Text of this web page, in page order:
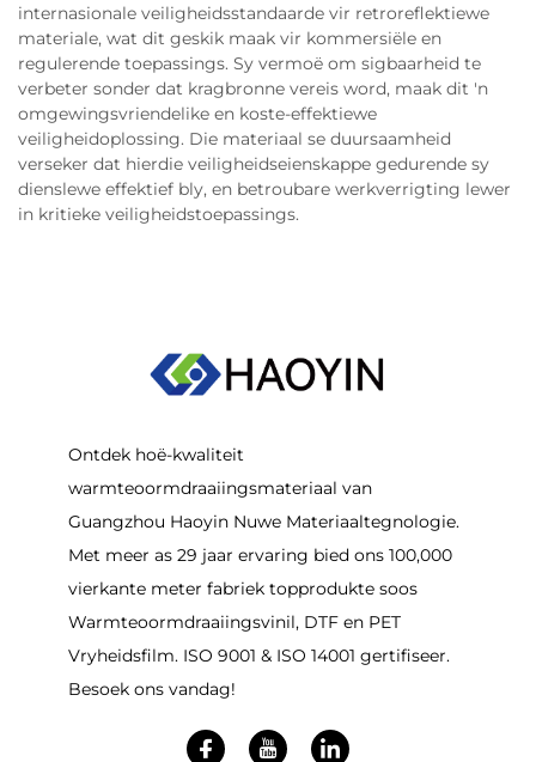
internasionale veiligheidsstandaarde vir retroreflektiewe
materiale, wat dit geskik maak vir kommersiële en
regulerende toepassings. Sy vermoë om sigbaarheid te
verbeter sonder dat kragbronne vereis word, maak dit 'n
omgewingsvriendelike en koste-effektiewe
veiligheidoplossing. Die materiaal se duursaamheid
verseker dat hierdie veiligheidseienskappe gedurende sy
dienslewe effektief bly, en betroubare werkverrigting lewer
in kritieke veiligheidstoepassings.
Ontdek hoë-kwaliteit
warmteoormdraaiingsmateriaal van
Guangzhou Haoyin Nuwe Materiaaltegnologie.
Met meer as 29 jaar ervaring bied ons 100,000
vierkante meter fabriek topprodukte soos
Warmteoormdraaiingsvinil, DTF en PET
Vryheidsfilm. ISO 9001 & ISO 14001 gertifiseer.
Besoek ons vandag!